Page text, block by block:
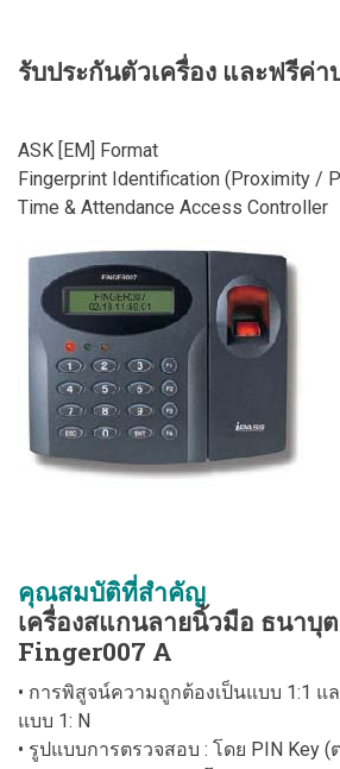
รับประกันตัวเครื่อง และฟรีค่า
ASK [EM] Format
Fingerprint Identification (Proximity /
Time & Attendance Access Controller
คุณสมบัติที่สำคัญ
เครื่องสแกนลายนิ้วมือ ธนาบุ
Finger007 A
• การพิสูจน์ความถูกต้องเป็นแบบ 1:1 แ
แบบ 1: N
• รูปแบบการตรวจสอบ : โดย PIN Key